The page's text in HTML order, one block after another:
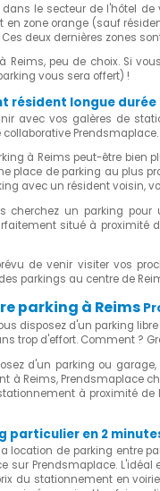
dans le secteur de l'hôtel
en zone orange (sauf
deux dernières zones
Reims, peu de choix. Si
vous sera offert) !
résident longue durée
avec vos galères de
Prendsmaplace.
à Reims peut-être bien
place de parking au plus
avec un résident voisin,
cherchez un parking pour
situé à proximité
de venir visiter vos
parkings au centre de
parking à Reims
disposez d'un parking
trop d'effort. Comment ?
d'un parking ou
à Reims, Prendsmaplace
à proximité
particulier en 2
location de parking entre
sur Prendsmaplace.
du stationnement en